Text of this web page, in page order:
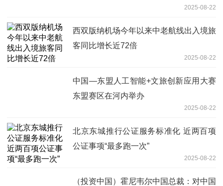
2025-08-22
西双版纳机场今年以来中老航线出入境旅
客同比增长近72倍
2025-08-22
中国—东盟人工智能+文旅创新应用大赛
东盟赛区在河内举办
2025-08-22
北京东城推行公证服务标准化 近两百项
公证事项“最多跑一次”
2025-08-22
（投资中国）霍尼韦尔中国总裁：对中国